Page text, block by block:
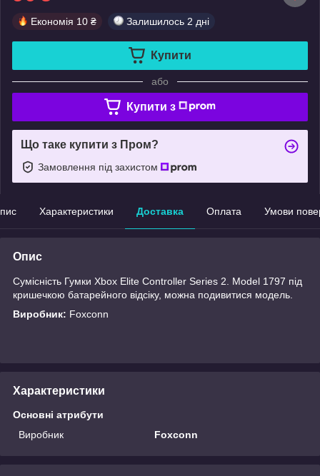
Економія 10 ₴ Залишилось 2 дні
Купити
або
Купити з
Що таке купити з Пром?
Замовлення під захистом
Характеристики Доставка Оплата Умови
Опис
Сумісність Гумки Xbox Elite Controller Series 2. Model 1797 під
кришечкою батарейного відсіку, можна подивитися модель.
Виробник: Foxconn
Характеристики
Основні атрибути
Виробник
Foxconn